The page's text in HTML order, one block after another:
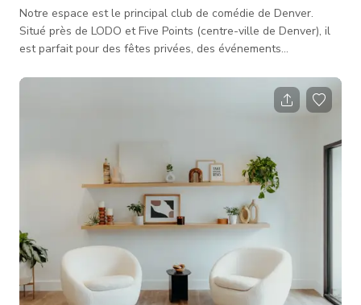
Notre espace est le principal club de comédie de Denver.
Situé près de LODO et Five Points (centre-ville de Denver), il
est parfait pour des fêtes privées, des événements
équipés avec des capacités audiovisuelles et même des
spectacles de comédie privés sont disponibles. Nous
avec des milliers de